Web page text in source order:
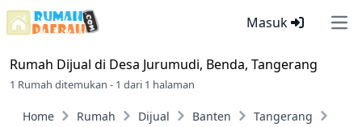
Masuk
Rumah Dijual di Desa Jurumudi, Benda, Tangerang
1 Rumah ditemukan - 1 dari 1 halaman
Home Rumah Dijual Banten
Tangerang